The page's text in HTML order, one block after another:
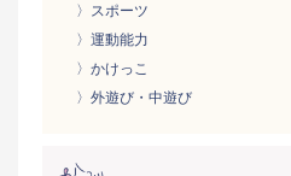
〉スポーツ
〉運動能力
〉かけっこ
〉外遊び・中遊び